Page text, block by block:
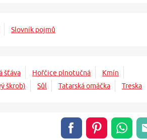
Slovník pojmů
šťáva Hořčice plnotučná
Kmín
škrob) Sůl Tatarská omáčka Treska